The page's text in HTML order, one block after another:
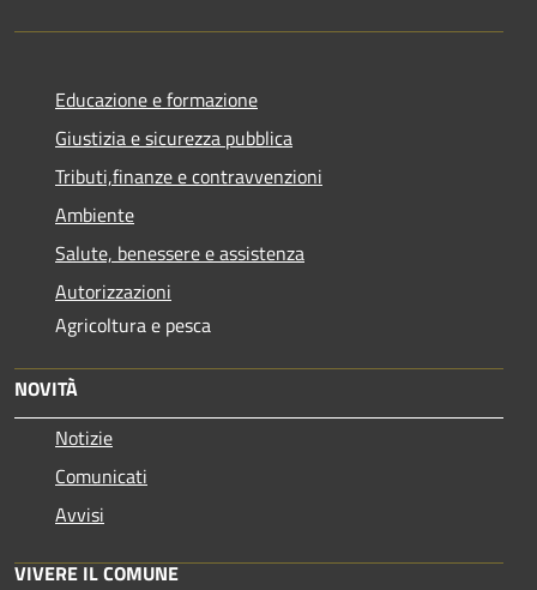
Educazione e formazione
Giustizia e sicurezza pubblica
Tributi,finanze e contravvenzioni
Ambiente
Salute, benessere e assistenza
Autorizzazioni
Agricoltura e pesca
NOVITÀ
Notizie
Comunicati
Avvisi
VIVERE IL COMUNE